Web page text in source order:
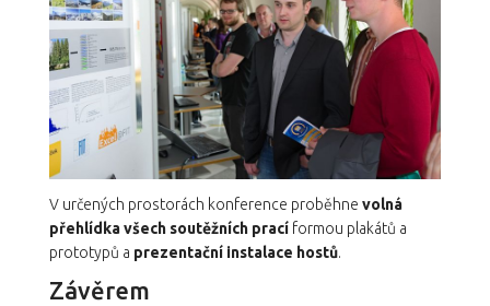
V určených prostorách konference proběhne volná
přehlídka všech soutěžních prací formou plakátů a
prototypů a prezentační instalace hostů.
Závěrem